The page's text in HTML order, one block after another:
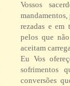
Vossos
mandamentos,
rezadas e em
pelos que
aceitam
Eu Vos
sofrimentos
conversões